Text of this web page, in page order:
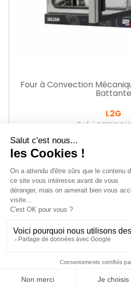
Four à Convection
Battante
L2G
Ref.
-36%
Prix
Prix
de
1 430,00 € HT